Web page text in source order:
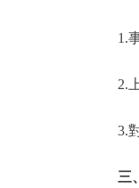
1.事
2.上
3.對
三